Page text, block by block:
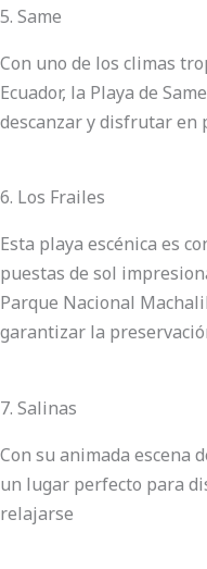
5. Same
Con uno de los climas
Ecuador, la Playa de
descanzar y disfrutar en
6. Los Frailes
Esta playa escénica es
puestas de sol
Parque Nacional
garantizar la
7. Salinas
Con su animada escena
un lugar perfecto para
relajarse